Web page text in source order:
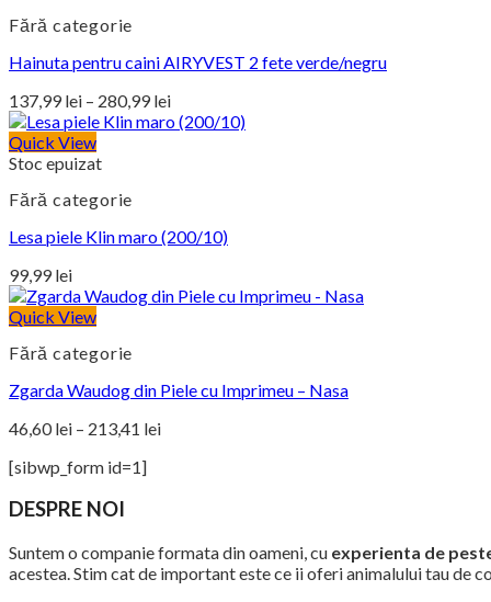
280,99 lei
Fără categorie
Hainuta pentru caini AIRYVEST 2 fete verde/negru
137,99lei – 280,99leiInterval
de
280,99 lei
Quick View
Stoc epuizat
Fără categorie
Lesa piele Klin maro (200/10)
99,99lei
Quick View
Fără categorie
Zgarda Waudog din Piele cu Imprimeu – Nasa
46,60lei – 213,41 leiInterval
213,41 lei
[sibwp_form id=1]
DESPRE NOI
Suntem o companie formata din oameni, cu experienta de
acestea. Stim cat de important este ce ii oferi animalului tau de